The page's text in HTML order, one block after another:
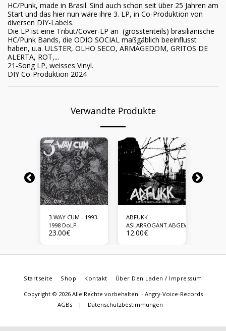
HC/Punk, made in Brasil. Sind auch schon seit über 25 Jahren am
Start und das hier nun wäre ihre 3. LP, in Co-Produktion von
diversen DIY-Labels.
Die LP ist eine Tribut/Cover-LP an (grösstenteils) brasilianische
HC/Punk Bands, die ODIO SOCIAL maßgäblich beeinflusst
haben, u.a. ULSTER, OLHO SECO, ARMAGEDOM, GRITOS DE
ALERTA, ROT,...
21-Song LP, weisses Vinyl.
DIY Co-Produktion 2024
Verwandte Produkte
3-WAY CUM - 1993-
1998 DoLP
23.00€
ABFUKK -
ASI.ARROGANT.ABGEWRACKT
12.00€
Startseite Shop Kontakt Über Den Laden / Impressum
Copyright © 2026 Alle Rechte vorbehalten. - Angry-Voice-Records
AGBs| Datenschutzbestimmungen